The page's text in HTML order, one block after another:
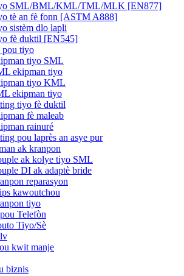
SML/BML/KML/TML/MLK [EN877]
tè an fè fonn [ASTM A888]
sistèm dlo lapli
fè duktil [EN545]
pou tiyo
tiyo SML
ekipman tiyo
tiyo KML
ekipman tiyo
tiyo fè duktil
fè maleab
rainuré
pou laprès an asye pur
ak kranpon
ak kolye tiyo SML
DI ak adaptè bride
reparasyon
kawoutchou
tiyo
Telefòn
Tiyo/Sè
kwit manje
biznis